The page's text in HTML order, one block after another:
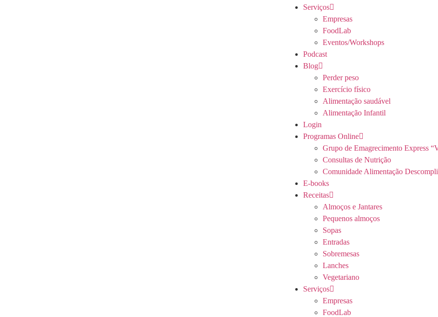
Serviços
Empresas
FoodLab
Eventos/Workshops
Podcast
Blog
Perder peso
Exercício físico
Alimentação saudável
Alimentação Infantil
Login
Programas Online
Grupo de Emagrecimento Express
Consultas de Nutrição
Comunidade Alimentação
E-books
Receitas
Almoços e Jantares
Pequenos almoços
Sopas
Entradas
Sobremesas
Lanches
Vegetariano
Serviços
Empresas
FoodLab